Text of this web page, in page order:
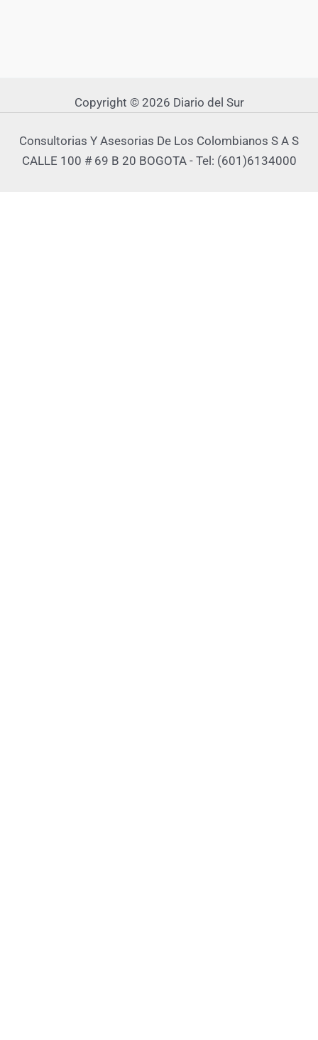
Copyright © 2026 Diario del Sur
Consultorias Y Asesorias De Los Colombianos S A S
CALLE 100 # 69 B 20 BOGOTA - Tel: (601)6134000